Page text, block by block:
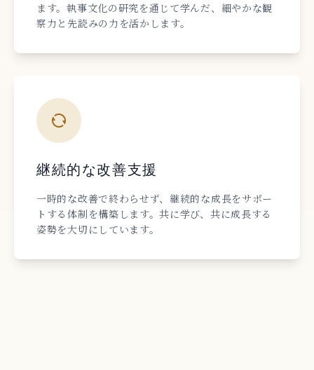
ます。執事文化の研究を通じて学んだ、細やかな観
察力と先読みの力を活かします。
継続的な改善支援
一時的な改善で終わらせず、継続的な成長をサポー
トする体制を構築します。共に学び、共に成長する
姿勢を大切にしています。